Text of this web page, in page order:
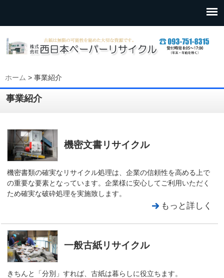
ホーム > 事業紹介
事業紹介
機密文書リサイクル
機密書類の確実なリサイクル処理は、企業の信頼性を高める上で
の重要な要素となっています。企業様に安心してご利用いただく
ため確実な破砕処理を実施致します。
もっと詳しく
一般古紙リサイクル
きちんと「分別」すれば、古紙は暮らしに役立ちます。